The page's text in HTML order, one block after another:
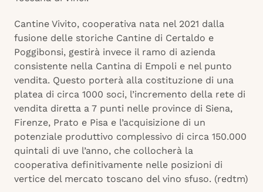
Cantine Vivito, cooperativa nata nel 2021 dalla
fusione delle storiche Cantine di Certaldo e
Poggibonsi, gestirà invece il ramo di azienda
consistente nella Cantina di Empoli e nel punto
vendita. Questo porterà alla costituzione di una
platea di circa 1000 soci, l’incremento della rete di
vendita diretta a 7 punti nelle province di Siena,
Firenze, Prato e Pisa e l’acquisizione di un
potenziale produttivo complessivo di circa 150.000
quintali di uve l’anno, che collocherà la
cooperativa definitivamente nelle posizioni di
vertice del mercato toscano del vino sfuso. (redtm)